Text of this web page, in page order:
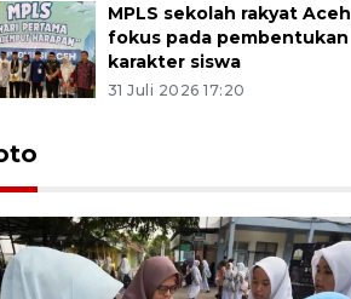
MPLS sekolah rakyat Aceh
fokus pada pembentukan
karakter siswa
31 Juli 2026 17:20